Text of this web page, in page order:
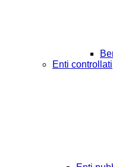
Enti controllati